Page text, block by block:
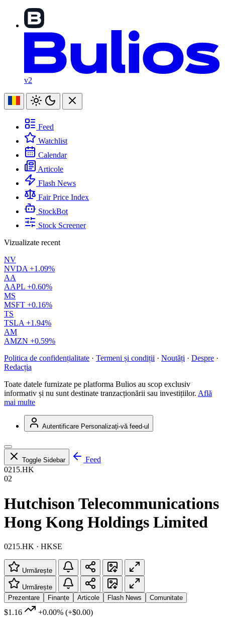
v2
Feed
Watchlist
Calendar
Articole
Flash News
Fair Price Index
StockBot
Stock Screener
Vizualizate recent
NV
NVDA +1.09%
AA
AAPL +0.60%
MS
MSFT +0.16%
TS
TSLA +1.94%
AM
AMZN +0.59%
Politica de confidențialitate · Termeni și condiții · Noutăți · Despre ·
Redacția
Toate datele furnizate pe platforma Bulios au scop exclusiv
informativ și nu sunt destinate tranzacționării sau investițiilor. Află
mai multe
Autentificare Personalizați-vă feed-ul
Toggle Sidebar
Feed
0215.HK
02
Hutchison Telecommunications
Hong Kong Holdings Limited
0215.HK · HKSE
Urmărește
Urmărește
Prezentare
Finanțe Articole Flash News Comunitate
$1.16 +0.00% (+$0.00)